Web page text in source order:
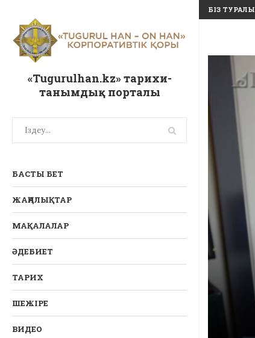
«Tugurulhan.kz» тарихи-
танымдық порталы
БАСТЫ БЕТ
ЖАҢАЛЫҚТАР
МАҚАЛАЛАР
ӘДЕБИЕТ
ТАРИХ
ШЕЖІРЕ
ВИДЕО
БІЗ ТУРАЛЫ